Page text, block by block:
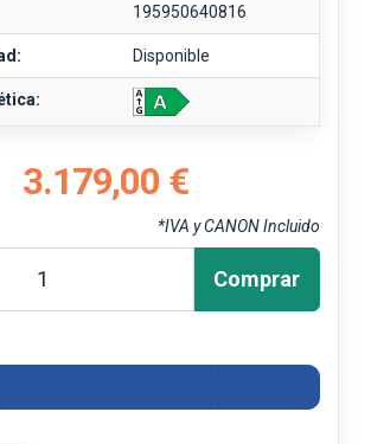
195950640816
Disponible
3.179,00 €
*IVA y CANON Incluido
Comprar